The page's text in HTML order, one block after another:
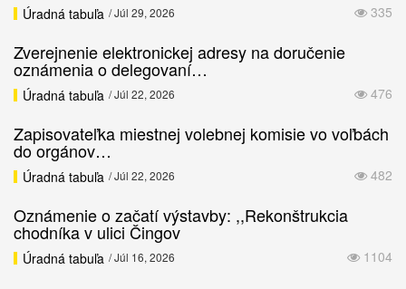
335
Úradná tabuľa / Júl 29, 2026
Zverejnenie elektronickej adresy na doručenie
oznámenia o delegovaní…
476
Úradná tabuľa / Júl 22, 2026
Zapisovateľka miestnej volebnej komisie vo voľbách
do orgánov…
482
Úradná tabuľa / Júl 22, 2026
Oznámenie o začatí výstavby: ,,Rekonštrukcia
chodníka v ulici Čingov
1104
Úradná tabuľa / Júl 16, 2026